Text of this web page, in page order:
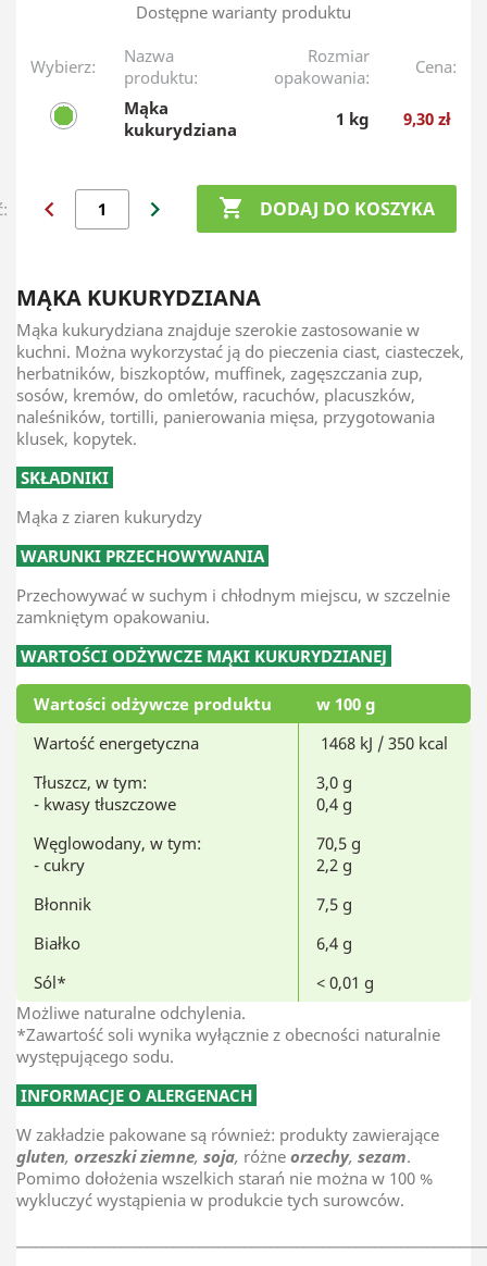
Dostępne warianty produktu
Wybierz:
Nazwa
produktu:
Rozmiar
opakowania:
Cena:
Mąka
kukurydziana
1 kg 9,30 zł
chevron_left chevron_right  DODAJ DO KOSZYKA
MĄKA KUKURYDZIANA
Mąka kukurydziana znajduje szerokie zastosowanie w
kuchni. Można wykorzystać ją do pieczenia ciast, ciasteczek,
herbatników, biszkoptów, muffinek, zagęszczania zup,
sosów, kremów, do omletów, racuchów, placuszków,
naleśników, tortilli, panierowania mięsa, przygotowania
klusek, kopytek.
SKŁADNIKI
Mąka z ziaren kukurydzy
WARUNKI PRZECHOWYWANIA
Przechowywać w suchym i chłodnym miejscu, w szczelnie
zamkniętym opakowaniu.
WARTOŚCI ODŻYWCZE MĄKI KUKURYDZIANEJ
Wartości odżywcze produktu
w 100 g
Wartość energetyczna
1468 kJ / 350 kcal
Tłuszcz, w tym:
- kwasy tłuszczowe
3,0 g
0,4 g
Węglowodany, w tym:
- cukry
70,5 g
2,2 g
Błonnik
7,5 g
Białko
6,4 g
Sól*
< 0,01 g
Możliwe naturalne odchylenia.
*Zawartość soli wynika wyłącznie z obecności naturalnie
występującego sodu.
INFORMACJE O ALERGENACH
W zakładzie pakowane są również: produkty zawierające
gluten, orzeszki ziemne, soja, różne orzechy, sezam.
Pomimo dołożenia wszelkich starań nie można w 100 %
wykluczyć wystąpienia w produkcie tych surowców.